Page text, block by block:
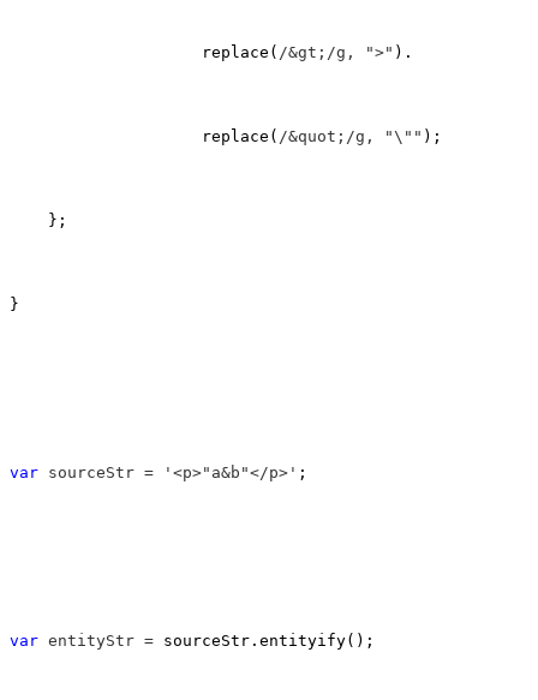
                    replace(
/&gt;/g, ">" ).
                    replace(
/&quot;/g, "\"" );
    };
}
var sourceStr = '<p>"a&b"</p>' ;
var entityStr = sourceStr.entityify();